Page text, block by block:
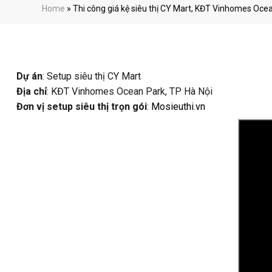
Home » Thi công giá kệ siêu thị CY Mart, KĐT Vinhomes
Dự án: Setup siêu thị CY Mart
Địa chỉ: KĐT Vinhomes Ocean Park, TP Hà Nội
Đơn vị setup siêu thị trọn gói: Mosieuthi.vn